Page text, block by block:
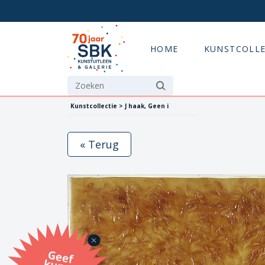
HOME
Kunstcollectie > J haak, Geen i
G
eef
u
n
st
a
d
o
m
et
e SB
K
u
n
stb
o
n
« Terug